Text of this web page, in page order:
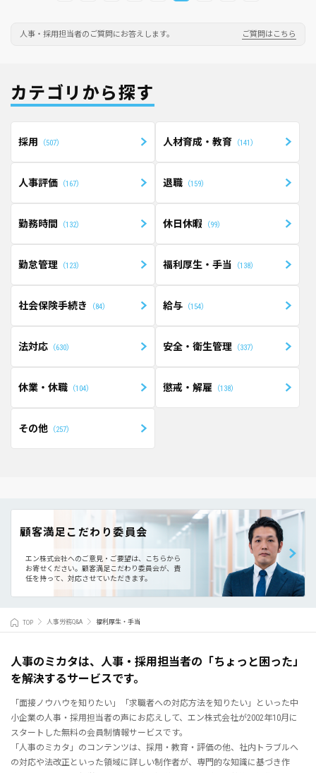
人事・採用担当者のご質問にお答えします。 ご質問はこちら
カテゴリから探す
採用 507 人材育成・教育 141
人事評価 167 退職 159
勤務時間 132 休日休暇 99
勤怠管理 123 福利厚生・手当 138
社会保険手続き 84 給与 154
法対応 630 安全・衛生管理 337
休業・休職 104 懲戒・解雇 138
その他 257
顧客満足こだわり委員会
エン株式会社へのご意見・ご要望は、こちらから
お寄せください。 顧客満足こだわり委員会が、責
任を持って、対応させていただきます。
TOP 人事労務Q&A 福利厚生・手当
人事のミカタは、人事・採用担当者の「ちょっと困った」
を解決するサービスです。
「面接ノウハウを知りたい」「求職者への対応方法を知りたい」といった中
小企業の人事・採用担当者の声にお応えして、エン株式会社が2002年10月に
スタートした無料の会員制情報サービスです。
「人事のミカタ」のコンテンツは、採用・教育・評価の他、社内トラブルへ
の対応や法改正といった領域に詳しい制作者が、専門的な知識に基づき作